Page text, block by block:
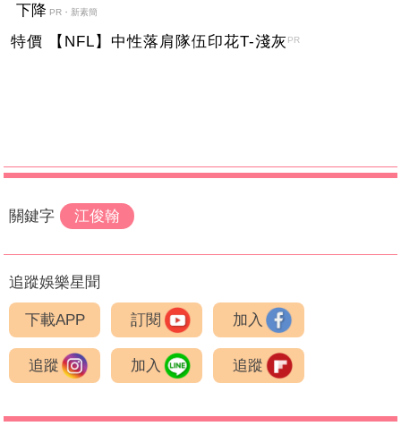
下降 PR・新素簡
特價 【NFL】中性落肩隊伍印花T-淺灰 PR
關鍵字 江俊翰
追蹤娛樂星聞
下載APP 訂閱 加入
追蹤 加入 追蹤